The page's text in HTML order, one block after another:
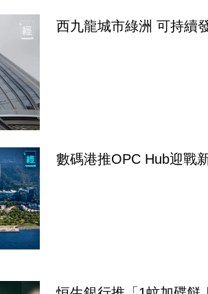
西九龍城市綠洲 可持續
數碼港推OPC Hub迎戰